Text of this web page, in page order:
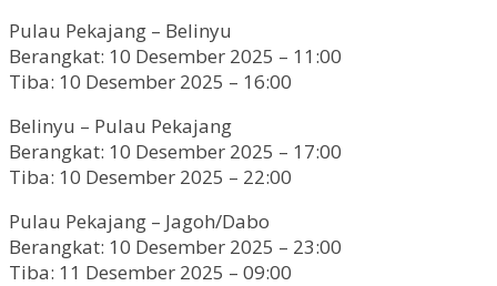
Pulau Pekajang – Belinyu
Berangkat: 10 Desember 2025 – 11:00
Tiba: 10 Desember 2025 – 16:00
Belinyu – Pulau Pekajang
Berangkat: 10 Desember 2025 – 17:00
Tiba: 10 Desember 2025 – 22:00
Pulau Pekajang – Jagoh/Dabo
Berangkat: 10 Desember 2025 – 23:00
Tiba: 11 Desember 2025 – 09:00